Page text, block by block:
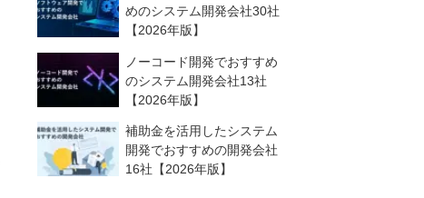
めのシステム開発会社30社
【2026年版】
ノーコード開発でおすすめ
のシステム開発会社13社
【2026年版】
補助金を活用したシステム
開発でおすすめの開発会社
16社【2026年版】